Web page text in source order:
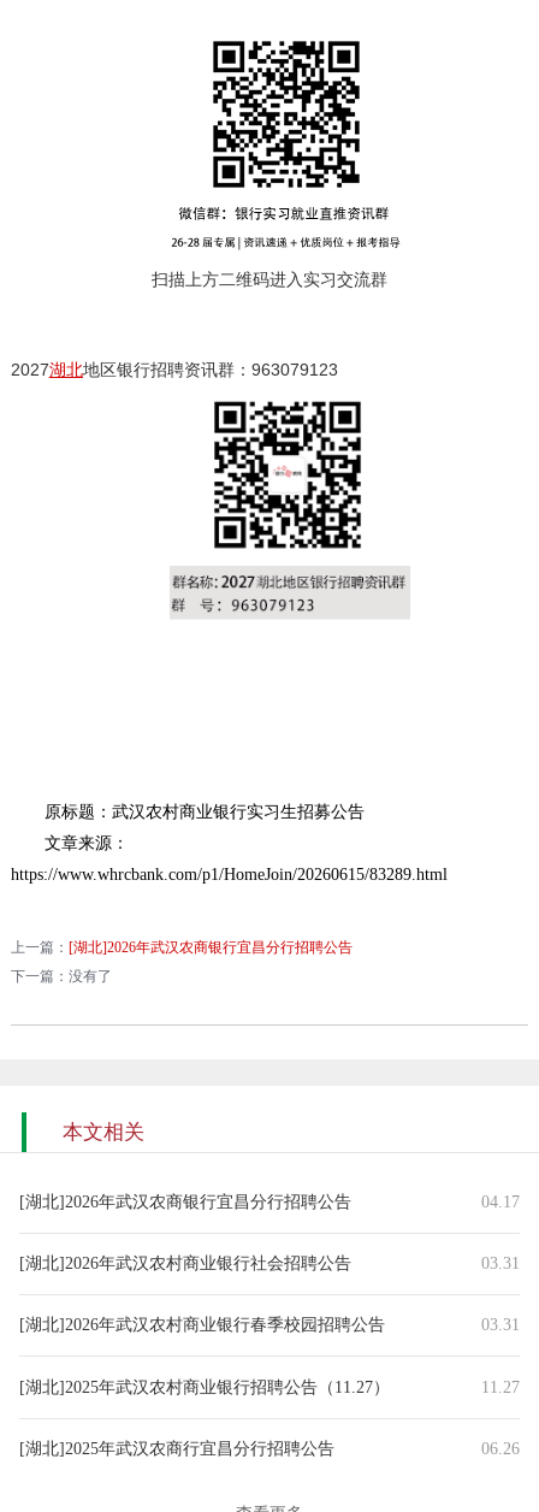
扫描上方二维码进入实习交流群
2027湖北地区银行招聘资讯群：963079123
原标题：武汉农村商业银行实习生招募公告
文章来源：
https://www.whrcbank.com/p1/HomeJoin/20260615/83289.html
上一篇： [湖北]2026年武汉农商银行宜昌分行招聘公告
下一篇：没有了
本文相关
[湖北]2026年武汉农商银行宜昌分行招聘公告 04.17
[湖北]2026年武汉农村商业银行社会招聘公告 03.31
[湖北]2026年武汉农村商业银行春季校园招聘公告 03.31
[湖北]2025年武汉农村商业银行招聘公告（11.27） 11.27
[湖北]2025年武汉农商行宜昌分行招聘公告 06.26